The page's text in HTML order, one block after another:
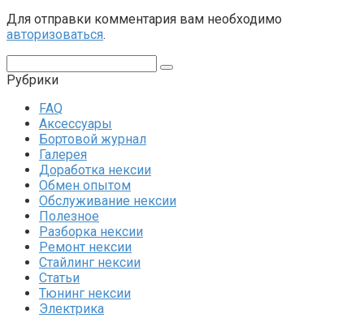
Для отправки комментария вам необходимо
авторизоваться.
Рубрики
FAQ
Аксессуары
Бортовой журнал
Галерея
Доработка нексии
Обмен опытом
Обслуживание нексии
Полезное
Разборка нексии
Ремонт нексии
Стайлинг нексии
Статьи
Тюнинг нексии
Электрика